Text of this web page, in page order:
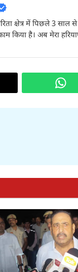
क्षेत्र में पिछले 3
किया है। अब मेरा